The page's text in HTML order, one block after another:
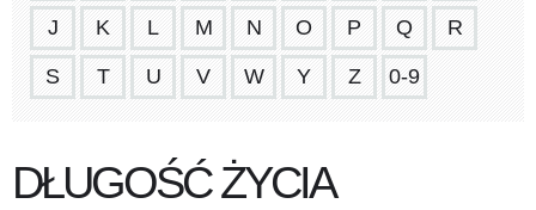
J K L M N O P Q R
S T U V W Y Z 0-9
DŁUGOŚĆ ŻYCIA